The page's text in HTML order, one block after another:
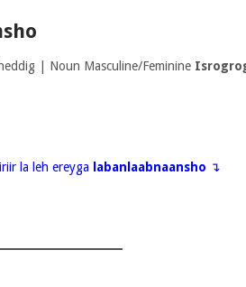
| Noun Masculine/Feminine
la leh ereyga labanlaabnaansho ↴